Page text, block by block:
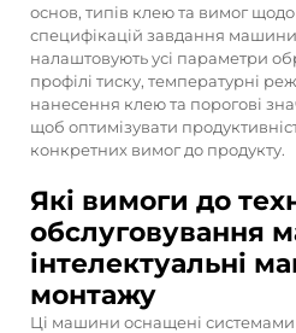
основ, типів клею та вимог
специфікацій завдання
налаштовують усі параметри
профілі тиску, температурні
нанесення клею та порогові
щоб оптимізувати
конкретних вимог до продукту.
Які вимоги до
обслуговування
інтелектуальні
монтажу
Ці машини оснащені системами